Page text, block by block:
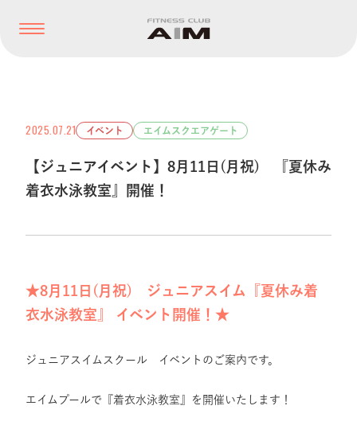
2025.07.21 イベント エイムスクエアゲート
【ジュニアイベント】8月11日(月祝) 『夏休み
着衣水泳教室』開催！
★8月11日(月祝) ジュニアスイム『夏休み着
衣水泳教室』 イベント開催！★
ジュニアスイムスクール イベントのご案内です。
エイムプールで『着衣水泳教室』を開催いたします！